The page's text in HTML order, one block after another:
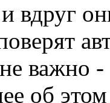
вдруг
важно
об